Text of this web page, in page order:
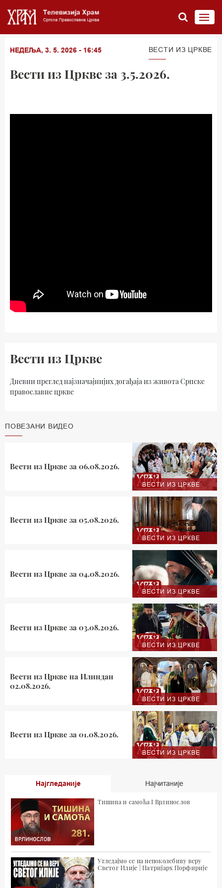
НЕДЕЉА, 3. 5. 2026 - 16:45 ВЕСТИ ИЗ ЦРКВЕ
Вести из Цркве за 3.5.2026.
Вести из Цркве
Дневни преглед најзначајнијих догађаја из живота Српске
православне цркве
ПОВЕЗАНИ ВИДЕО
ВЕСТИ ИЗ ЦРКВЕ
Вести из Цркве за 06.08.2026.
ВЕСТИ ИЗ ЦРКВЕ
Вести из Цркве за 05.08.2026.
ВЕСТИ ИЗ ЦРКВЕ
Вести из Цркве за 04.08.2026.
ВЕСТИ ИЗ ЦРКВЕ
Вести из Цркве за 03.08.2026.
ВЕСТИ ИЗ ЦРКВЕ
Вести из Цркве на Илиндан
02.08.2026.
ВЕСТИ ИЗ ЦРКВЕ
Вести из Цркве за 01.08.2026.
Најгледаније Најчитаније
Тишина и самоћа I Врлинослов
Угледајмо се на непоколебиву веру
Светог Илије | Патријарх Порфирије